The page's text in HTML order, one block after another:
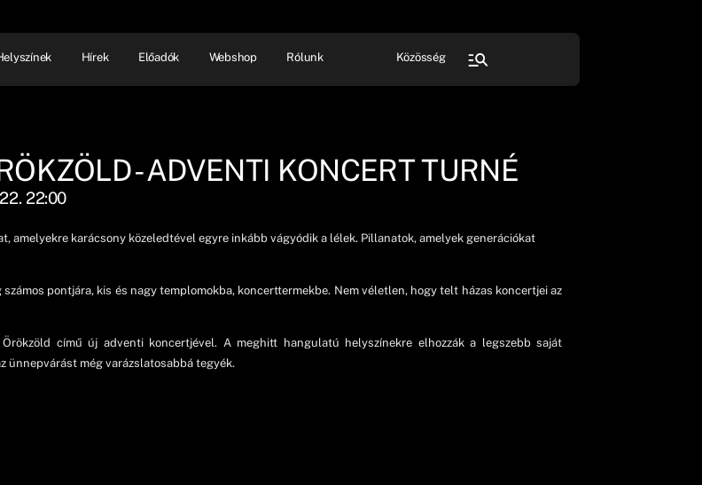
Hírek Előadók Webshop Rólunk Közösség
Összes rendezvény
- ADVENTI KONCERT TURNÉ
22:00
amelyekre karácsony közeledtével egyre inkább vágyódik a lélek. Pillanatok, amelyek generációkat
pontjára, kis és nagy templomokba, koncerttermekbe. Nem véletlen, hogy telt házas koncertjei az
című új adventi koncertjével. A meghitt hangulatú helyszínekre elhozzák a legszebb saját
ünnepvárást még varázslatosabbá tegyék.